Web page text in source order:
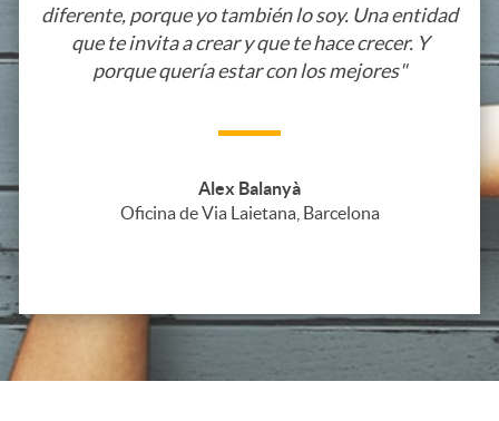
diferente, porque yo también lo soy. Una entidad
que te invita a crear y que te hace crecer. Y
porque quería estar con los mejores"
Alex Balanyà
Oficina de Via Laietana, Barcelona